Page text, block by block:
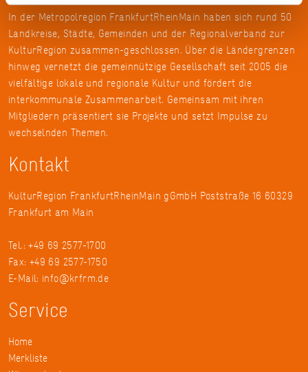
In der Metropolregion FrankfurtRheinMain haben sich rund 50
Landkreise, Städte, Gemeinden und der Regionalverband zur
KulturRegion zusammen-geschlossen. Über die Ländergrenzen
hinweg vernetzt die gemeinnützige Gesellschaft seit 2005 die
vielfältige lokale und regionale Kultur und fördert die
interkommunale Zusammenarbeit. Gemeinsam mit ihren
Mitgliedern präsentiert sie Projekte und setzt Impulse zu
wechselnden Themen.
Kontakt
KulturRegion FrankfurtRheinMain gGmbH Poststraße 16 60329
Frankfurt am Main
Tel.: +49 69 2577-1700
Fax: +49 69 2577-1750
E-Mail: info@krfrm.de
Service
Home
Merkliste